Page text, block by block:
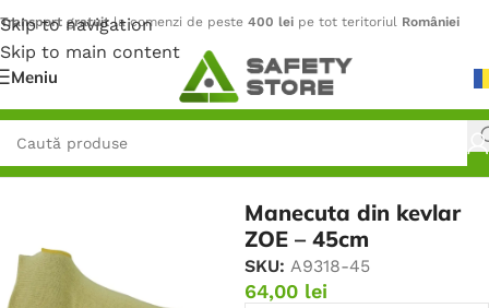
Skip to navigation
Skip to main content
Transport gratuitla comenzi de peste 400 lei pe tot teritoriul României
Meniu
Prima pagină/Mănuși
Manecuta din kevlar
ZOE – 45cm
SKU: A9318-45
64,00 lei